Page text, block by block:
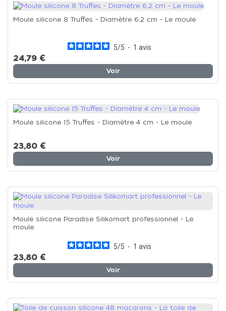
Moule silicone 8 Truffes - Diamètre 6,2 cm - Le moule
5/5 - 1 avis
24,79 €
Voir
Moule silicone 15 Truffes - Diamètre 4 cm - Le moule
23,80 €
Voir
Moule silicone Paradise Silikomart professionnel - Le
moule
5/5 - 1 avis
23,80 €
Voir